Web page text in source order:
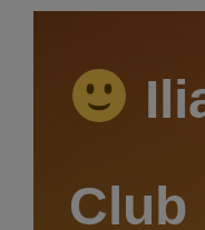
Club